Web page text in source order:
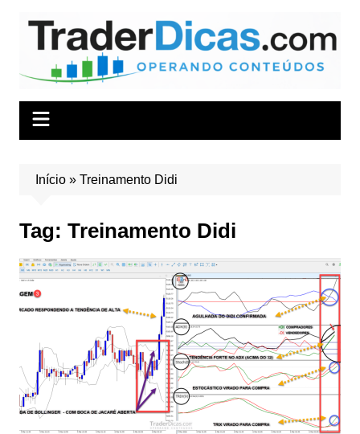
conteúdo
Início» Treinamento Didi
Tag: Treinamento Didi